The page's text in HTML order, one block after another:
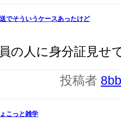
でそういうケースあったけど
の人に身分証見せ
投稿者
こっと雑学